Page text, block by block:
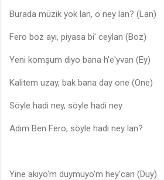
Burada müzik yok lan, o ney lan? (Lan)
Fero boz ayı, piyasa bi' ceylan (Boz)
Yeni komşum diyo bana h'e'yvan (Ey)
Kalitem uzay, bak bana day one (One)
Söyle hadi ney, söyle hadi ney
Adım Ben Fero, söyle hadi ney lan?
Yine akıyo'm duymuyo'm hey'can (Duy)